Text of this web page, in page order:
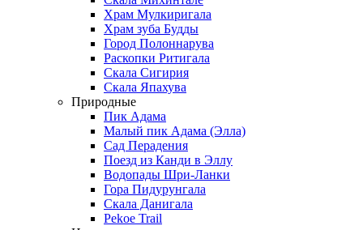
Храм Мулкиригала
Храм зуба Будды
Город Полоннарува
Раскопки Ритигала
Скала Сигирия
Скала Япахува
Природные
Пик Адама
Малый пик Адама (Элла)
Сад Перадения
Поезд из Канди в Эллу
Водопады Шри-Ланки
Гора Пидурунгала
Скала Данигала
Pekoe Trail